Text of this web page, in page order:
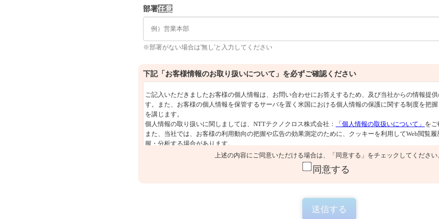
部署
※部署がない場合は'無し'と入力してください
下記「お客様情報のお取り扱いについて」を必ずご確認ください
上述の内容にご同意いただける場合は、「同意する」をチェックしてください
同意する